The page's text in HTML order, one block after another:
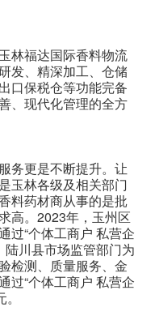
林福达国际香料物流
发、精深加工、仓储
口保税仓等功能完备
、现代化管理的全方
务更是不断提升。让
玉林各级及相关部门
料药材商从事的是批
高。2023年，玉州区
过“个体工商户 私营企
陆川县市场监管部门为
检测、质量服务、金
过“个体工商户 私营企